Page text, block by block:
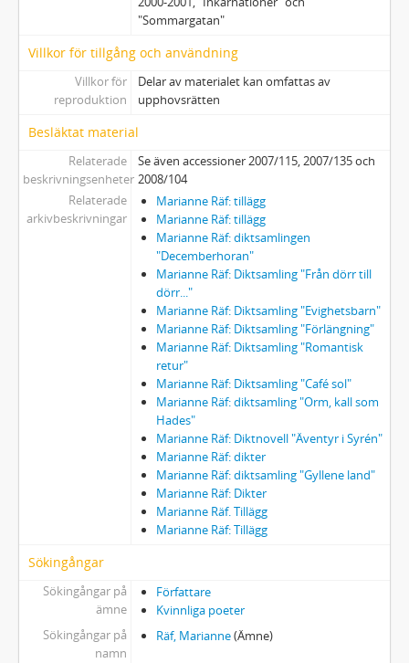
"Sommargatan"
Villkor för tillgång och användning
Villkor för
reproduktion
Delar av materialet kan omfattas av
upphovsrätten
Besläktat material
Relaterade
beskrivningsenheter
Se även accessioner 2007/115, 2007/135 och
2008/104
Relaterade
arkivbeskrivningar
Marianne Räf: tillägg
Marianne Räf: tillägg
Marianne Räf: diktsamlingen
"Decemberhoran"
Marianne Räf: Diktsamling "Från dörr till
dörr..."
Marianne Räf: Diktsamling "Evighetsbarn"
Marianne Räf: Diktsamling "Förlängning"
Marianne Räf: Diktsamling "Romantisk
retur"
Marianne Räf: Diktsamling "Café sol"
Marianne Räf: diktsamling "Orm, kall som
Hades"
Marianne Räf: Diktnovell "Äventyr i Syrén"
Marianne Räf: dikter
Marianne Räf: diktsamling "Gyllene land"
Marianne Räf: Dikter
Marianne Räf. Tillägg
Marianne Räf: Tillägg
Sökingångar
Sökingångar på
ämne
Författare
Kvinnliga poeter
Sökingångar på
namn
Räf, Marianne(Ämne)